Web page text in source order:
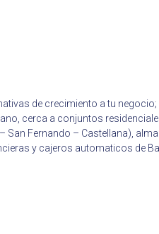
de crecimiento a tu
cerca a conjuntos
Fernando – Castellana),
y cajeros automaticos de